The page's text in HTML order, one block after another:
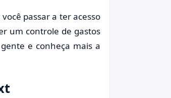
passar a ter acesso
um controle de gastos
e conheça mais a